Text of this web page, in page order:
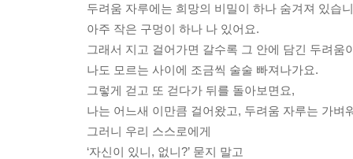
두려움 자루에는 희망의 비밀이 하나 숨겨져 있습
아주 작은 구멍이 하나 나 있어요.
그래서 지고 걸어가면 갈수록 그 안에 담긴 두려움
나도 모르는 사이에 조금씩 술술 빠져나가요.
그렇게 걷고 또 걷다가 뒤를 돌아보면요,
나는 어느새 이만큼 걸어왔고, 두려움 자루는 가벼
그러니 우리 스스로에게
‘자신이 있니, 없니?’ 묻지 말고